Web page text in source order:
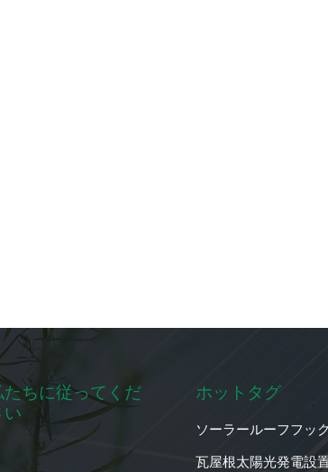
たちに従ってくだ
い
ホットタグ
ソーラールーフフック
瓦屋根太陽光発電設